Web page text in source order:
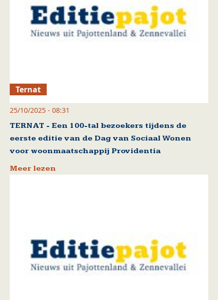
Ternat
25/10/2025 - 08:31
TERNAT - Een 100-tal bezoekers tijdens de
eerste editie van de Dag van Sociaal Wonen
voor woonmaatschappij Providentia
Meer lezen